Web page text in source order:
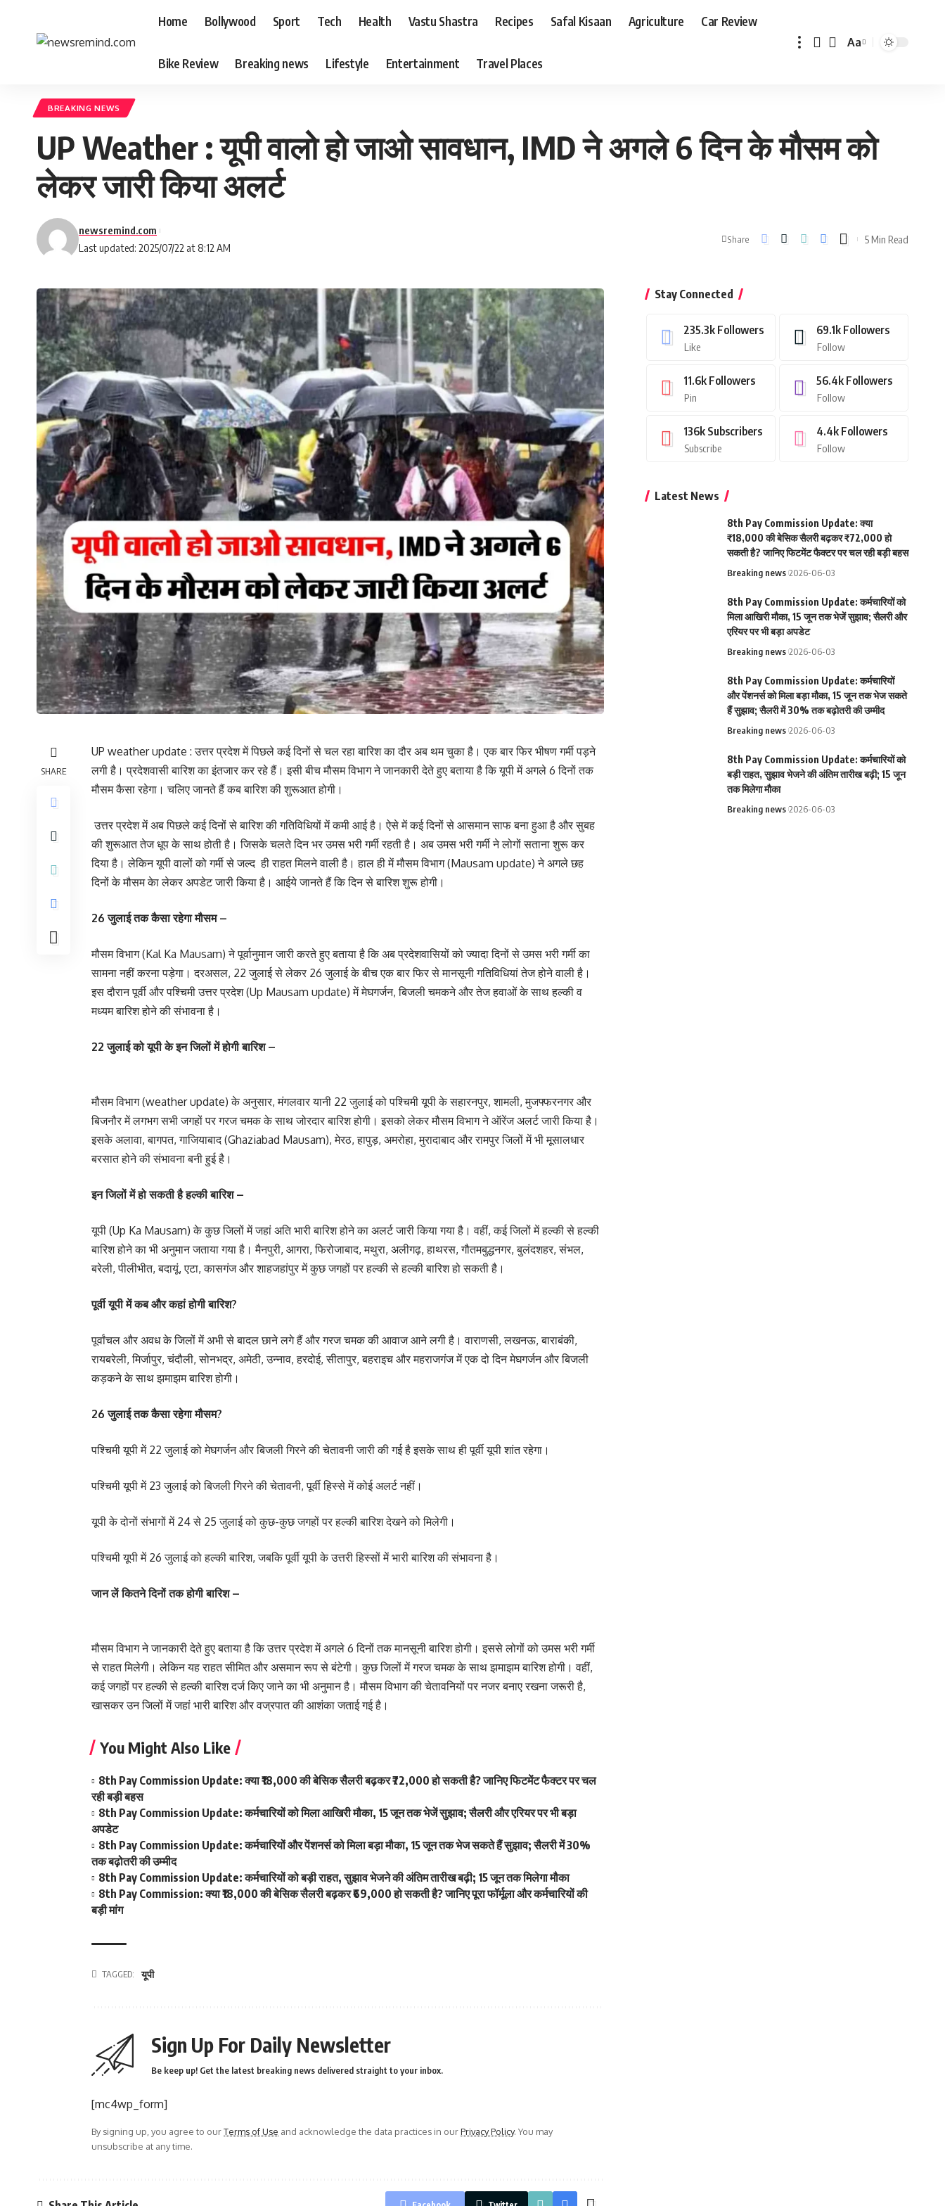
Home Bollywood Sport Tech Health Vastu Shastra Recipes Safal Kisaan Agriculture Car Review
Bike Review Breaking news Lifestyle Entertainment Travel Places
Font
Aa
BREAKING NEWS
UP Weather : यूपी वालो हो जाओ सावधान, IMD ने अगले 6 दिन के मौसम को
लेकर जारी किया अलर्ट
Last updated: 2025/07/22 at 8:12 AM
newsremind.com
Share 5 Min Read
SHARE
UP weather update : उत्तर प्रदेश में पिछले कई दिनों से चल रहा बारिश का दौर अब थम चुका है। एक बार फिर भीषण गर्मी पड़ने
लगी है। प्रदेशवासी बारिश का इंतजार कर रहे हैं। इसी बीच मौसम विभाग ने जानकारी देते हुए बताया है कि यूपी में अगले 6 दिनों तक
मौसम कैसा रहेगा। चलिए जानते हैं कब बारिश की शुरूआत होगी।
उत्तर प्रदेश में अब पिछले कई दिनों से बारिश की गतिविधियों में कमी आई है। ऐसे में कई दिनों से आसमान साफ बना हुआ है और सुबह
की शुरूआत तेज धूप के साथ होती है। जिसके चलते दिन भर उमस भरी गर्मी रहती है। अब उमस भरी गर्मी ने लोगों सताना शुरू कर
दिया है। लेकिन यूपी वालों को गर्मी से जल्द ही राहत मिलने वाली है। हाल ही में मौसम विभाग (Mausam update) ने अगले छह
दिनों के मौसम केा लेकर अपडेट जारी किया है। आईये जानते हैं कि दिन से बारिश शुरू होगी।
26 जुलाई तक कैसा रहेगा मौसम –
मौसम विभाग (Kal Ka Mausam) ने पूर्वानुमान जारी करते हुए बताया है कि अब प्रदेशवासियों को ज्यादा दिनों से उमस भरी गर्मी का
सामना नहीं करना पड़ेगा। दरअसल, 22 जुलाई से लेकर 26 जुलाई के बीच एक बार फिर से मानसूनी गतिविधियां तेज होने वाली है।
इस दौरान पूर्वी और पश्चिमी उत्तर प्रदेश (Up Mausam update) में मेघगर्जन, बिजली चमकने और तेज हवाओं के साथ हल्की व
मध्यम बारिश होने की संभावना है।
22 जुलाई को यूपी के इन जिलों में होगी बारिश –
मौसम विभाग (weather update) के अनुसार, मंगलवार यानी 22 जुलाई को पश्चिमी यूपी के सहारनपुर, शामली, मुजफ्फरनगर और
बिजनौर में लगभग सभी जगहों पर गरज चमक के साथ जोरदार बारिश होगी। इसको लेकर मौसम विभाग ने ऑरेंज अलर्ट जारी किया है।
इसके अलावा, बागपत, गाजियाबाद (Ghaziabad Mausam), मेरठ, हापुड़, अमरोहा, मुरादाबाद और रामपुर जिलों में भी मूसालधार
बरसात होने की संभावना बनी हुई है।
इन जिलों में हो सकती है हल्की बारिश –
यूपी (Up Ka Mausam) के कुछ जिलों में जहां अति भारी बारिश होने का अलर्ट जारी किया गया है। वहीं, कई जिलों में हल्की से हल्की
बारिश होने का भी अनुमान जताया गया है। मैनपुरी, आगरा, फिरोजाबाद, मथुरा, अलीगढ़, हाथरस, गौतमबुद्धनगर, बुलंदशहर, संभल,
बरेली, पीलीभीत, बदायूं, एटा, कासगंज और शाहजहांपुर में कुछ जगहों पर हल्की से हल्की बारिश हो सकती है।
पूर्वी यूपी में कब और कहां होगी बारिश?
पूर्वांचल और अवध के जिलों में अभी से बादल छाने लगे हैं और गरज चमक की आवाज आने लगी है। वाराणसी, लखनऊ, बाराबंकी,
रायबरेली, मिर्जापुर, चंदौली, सोनभद्र, अमेठी, उन्नाव, हरदोई, सीतापुर, बहराइच और महराजगंज में एक दो दिन मेघगर्जन और बिजली
कड़कने के साथ झमाझम बारिश होगी।
26 जुलाई तक कैसा रहेगा मौसम?
पश्चिमी यूपी में 22 जुलाई को मेघगर्जन और बिजली गिरने की चेतावनी जारी की गई है इसके साथ ही पूर्वी यूपी शांत रहेगा।
पश्चिमी यूपी में 23 जुलाई को बिजली गिरने की चेतावनी, पूर्वी हिस्से में कोई अलर्ट नहीं।
यूपी के दोनों संभागों में 24 से 25 जुलाई को कुछ-कुछ जगहों पर हल्की बारिश देखने को मिलेगी।
पश्चिमी यूपी में 26 जुलाई को हल्की बारिश, जबकि पूर्वी यूपी के उत्तरी हिस्सों में भारी बारिश की संभावना है।
जान लें कितने दिनों तक होगी बारिश –
मौसम विभाग ने जानकारी देते हुए बताया है कि उत्तर प्रदेश में अगले 6 दिनों तक मानसूनी बारिश होगी। इससे लोगों को उमस भरी गर्मी
से राहत मिलेगी। लेकिन यह राहत सीमित और असमान रूप से बंटेगी। कुछ जिलों में गरज चमक के साथ झमाझम बारिश होगी। वहीं,
कई जगहों पर हल्की से हल्की बारिश दर्ज किए जाने का भी अनुमान है। मौसम विभाग की चेतावनियों पर नजर बनाए रखना जरूरी है,
खासकर उन जिलों में जहां भारी बारिश और वज्रपात की आशंका जताई गई है।
You Might Also Like
8th Pay Commission Update: क्या ₹18,000 की बेसिक सैलरी बढ़कर ₹72,000 हो सकती है? जानिए फिटमेंट फैक्टर पर चल
रही बड़ी बहस
8th Pay Commission Update: कर्मचारियों को मिला आखिरी मौका, 15 जून तक भेजें सुझाव; सैलरी और एरियर पर भी बड़ा
अपडेट
8th Pay Commission Update: कर्मचारियों और पेंशनर्स को मिला बड़ा मौका, 15 जून तक भेज सकते हैं सुझाव; सैलरी में 30%
तक बढ़ोतरी की उम्मीद
8th Pay Commission Update: कर्मचारियों को बड़ी राहत, सुझाव भेजने की अंतिम तारीख बढ़ी; 15 जून तक मिलेगा मौका
8th Pay Commission: क्या ₹18,000 की बेसिक सैलरी बढ़कर ₹69,000 हो सकती है? जानिए पूरा फॉर्मूला और कर्मचारियों की
बड़ी मांग
TAGGED: यूपी
Sign Up For Daily Newsletter
Be keep up! Get the latest breaking news delivered straight to your inbox.
[mc4wp_form]
By signing up, you agree to ourTerms of Use and acknowledge the data practices in ourPrivacy Policy. You may
unsubscribe at any time.
Stay Connected
235.3k Followers
Like
69.1k Followers
Follow
11.6k Followers
Pin
56.4k Followers
Follow
136k Subscribers
Subscribe
4.4k Followers
Follow
Latest News
8th Pay Commission Update: क्या
₹18,000 की बेसिक सैलरी बढ़कर ₹72,000 हो
सकती है? जानिए फिटमेंट फैक्टर पर चल रही बड़ी बहस
Breaking news 2026-06-03
8th Pay Commission Update: कर्मचारियों को
मिला आखिरी मौका, 15 जून तक भेजें सुझाव; सैलरी और
एरियर पर भी बड़ा अपडेट
Breaking news 2026-06-03
8th Pay Commission Update: कर्मचारियों
और पेंशनर्स को मिला बड़ा मौका, 15 जून तक भेज सकते
हैं सुझाव; सैलरी में 30% तक बढ़ोतरी की उम्मीद
Breaking news 2026-06-03
8th Pay Commission Update: कर्मचारियों को
बड़ी राहत, सुझाव भेजने की अंतिम तारीख बढ़ी; 15 जून
तक मिलेगा मौका
Breaking news 2026-06-03